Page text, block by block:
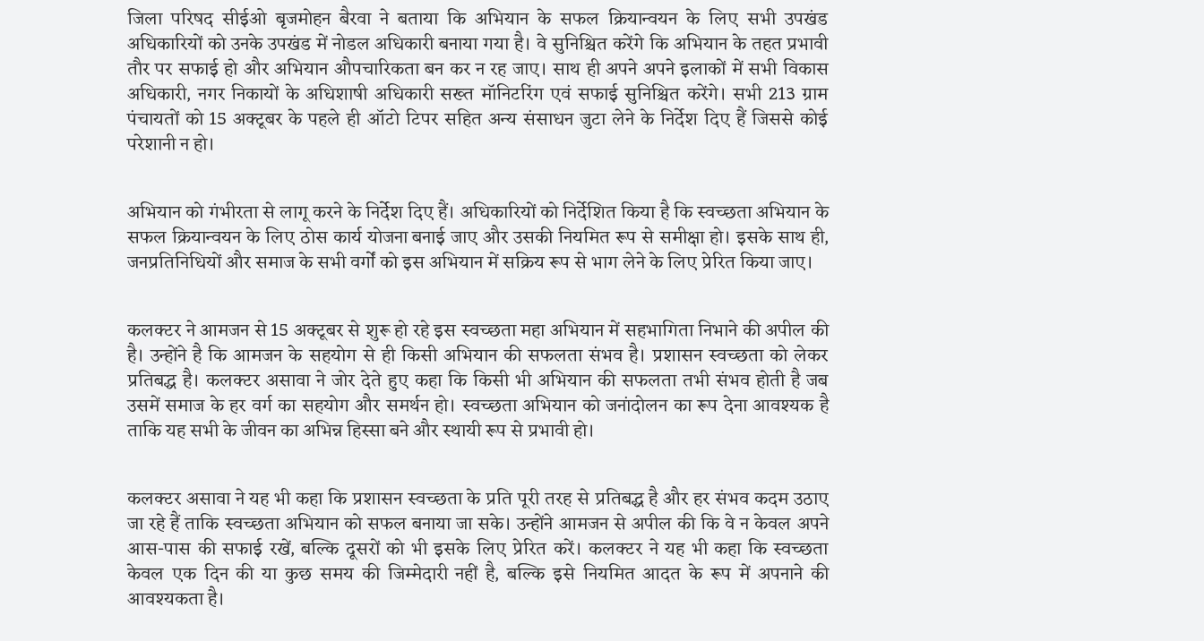
जिला परिषद सीईओ बृजमोहन बैरवा ने बताया कि अभियान के सफल क्रियान्वयन के लिए सभी उपखंड
अधिकारियों को उनके उपखंड में नोडल अधिकारी बनाया गया है। वे सुनिश्चित करेंगे कि अभियान के तहत प्रभावी
तौर पर सफाई हो और अभियान औपचारिकता बन कर न रह जाए। साथ ही अपने अपने इलाकों में सभी विकास
अधिकारी, नगर निकायों के अधिशाषी अधिकारी सख्त मॉनिटरिंग एवं सफाई सुनिश्चित करेंगे। सभी 213 ग्राम
पंचायतों को 15 अक्टूबर के पहले ही ऑटो टिपर सहित अन्य संसाधन जुटा लेने के निर्देश दिए हैं जिससे कोई
परेशानी न हो।
अभियान को गंभीरता से लागू करने के निर्देश दिए हैं। अधिकारियों को निर्देशित किया है कि स्वच्छता अभियान के
सफल क्रियान्वयन के लिए ठोस कार्य योजना बनाई जाए और उसकी नियमित रूप से समीक्षा हो। इसके साथ ही,
जनप्रतिनिधियों और समाज के सभी वर्गों को इस अभियान में सक्रिय रूप से भाग लेने के लिए प्रेरित किया जाए।
कलक्टर ने आमजन से 15 अक्टूबर से शुरू हो रहे इस स्वच्छता महा अभियान में सहभागिता निभाने की अपील की
है। उन्होंने है कि आमजन के सहयोग से ही किसी अभियान की सफलता संभव है। प्रशासन स्वच्छता को लेकर
प्रतिबद्ध है। कलक्टर असावा ने जोर देते हुए कहा कि किसी भी अभियान की सफलता तभी संभव होती है जब
उसमें समाज के हर वर्ग का सहयोग और समर्थन हो। स्वच्छता अभियान को जनांदोलन का रूप देना आवश्यक है
ताकि यह सभी के जीवन का अभिन्न हिस्सा बने और स्थायी रूप से प्रभावी हो।
कलक्टर असावा ने यह भी कहा कि प्रशासन स्वच्छता के प्रति पूरी तरह से प्रतिबद्ध है और हर संभव कदम उठाए
जा रहे हैं ताकि स्वच्छता अभियान को सफल बनाया जा सके। उन्होंने आमजन से अपील की कि वे न केवल अपने
आस-पास की सफाई रखें, बल्कि दूसरों को भी इसके लिए प्रेरित करें। कलक्टर ने यह भी कहा कि स्वच्छता
केवल एक दिन की या कुछ समय की जिम्मेदारी नहीं है, बल्कि इसे नियमित आदत के रूप में अपनाने की
आवश्यकता है।